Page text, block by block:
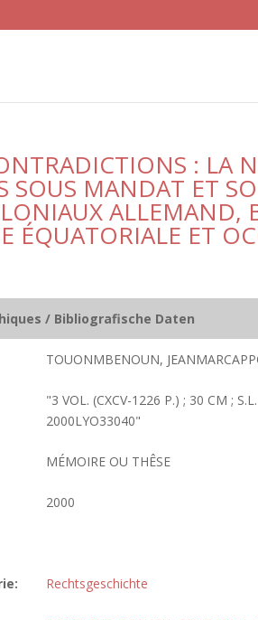
: LA
SOUS MANDAT ET
ALLEMAND,
ÉQUATORIALE ET
/ Bibliografische Daten
TOUONMBENOUN,
"3 VOL. (CXCV-1226 P.) ; 30 CM ;
2000LYO33040"
MÉMOIRE OU THÊSE
2000
Rechtsgeschichte